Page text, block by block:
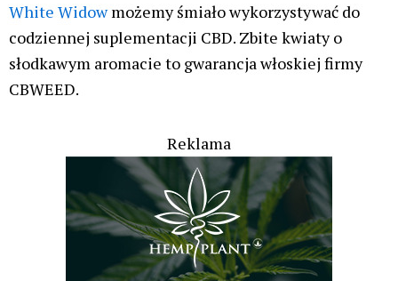
White Widowmożemy śmiało wykorzystywać do
codziennej suplementacji CBD. Zbite kwiaty o
słodkawym aromacie to gwarancja włoskiej firmy
CBWEED.
Reklama